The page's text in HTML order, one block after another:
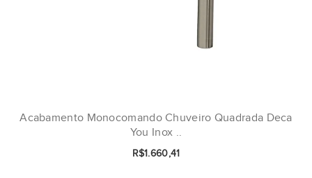
Acabamento Monocomando Chuveiro Quadrada Deca
You Inox ..
R$1.660,41